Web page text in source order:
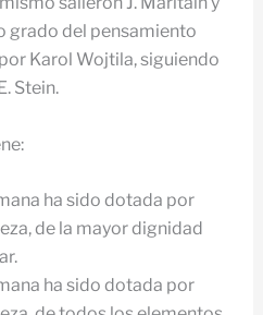
grado del pensamiento
Karol Wojtila, siguiendo
Stein.
ha sido dotada por
de la mayor dignidad
ha sido dotada por